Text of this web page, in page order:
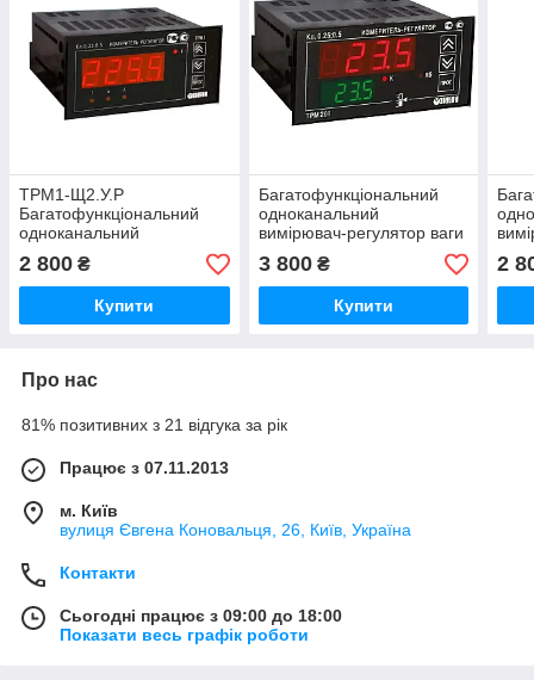
ТРМ1-Щ2.У.Р
Багатофункціональний
одноканальний
вимірювач-регулятор ваги
теператури тиску
вологості ОВЕН
2 800 ₴
Купити
Багатофункціональний
одноканальний
вимірювач-регулятор ваги
теператури тиску з RS-485
ТРМ201-Щ2.Р
3 800₴
Купити
2
Про нас
81% позитивних з 21 відгука за рік
Працює з 07.11.2013
м. Київ
вулиця Євгена Коновальця, 26, Київ, Україна
Контакти
Сьогодні працює з 09:00 до 18:00
Показати весь графік роботи